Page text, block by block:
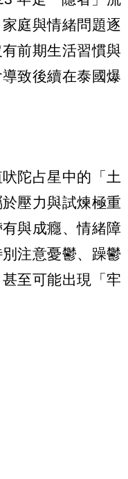
庭與情緒問題逐
前期生活習慣與
致後續在泰國爆
陀占星中的「土
壓力與試煉極重
與成癮、情緒障
注意憂鬱、躁鬱
至可能出現「牢